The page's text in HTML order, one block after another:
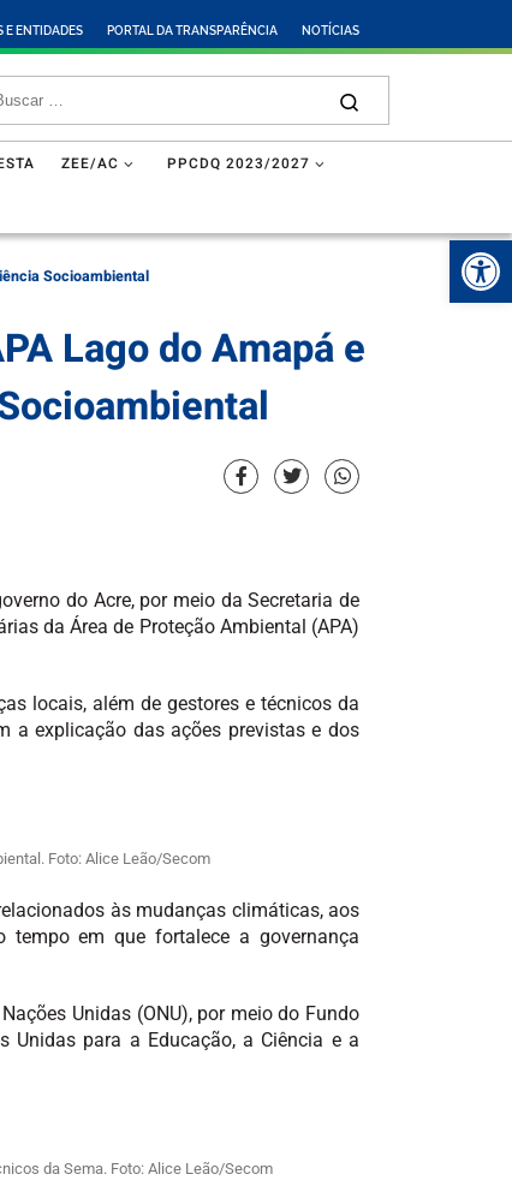
E ENTIDADES PORTAL DA TRANSPARÊNCIA NOTÍCIAS
ZEE/AC PPCDQ 2023/2027
Socioambiental
Lago do Amapá e
do Acre, por meio da Secretaria de
da Área de Proteção Ambiental (APA)
locais, além de gestores e técnicos da
a explicação das ações previstas e dos
Foto: Alice Leão/Secom
às mudanças climáticas, aos
tempo em que fortalece a governança
Unidas (ONU), por meio do Fundo
Unidas para a Educação, a Ciência e a
da Sema. Foto: Alice Leão/Secom